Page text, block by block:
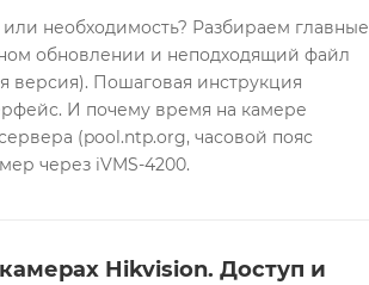
необходимость? Разбираем главные
обновлении и неподходящий файл
версия). Пошаговая инструкция
И почему время на камере
(pool.ntp.org, часовой пояс
через iVMS-4200.
Hikvision. Доступ и